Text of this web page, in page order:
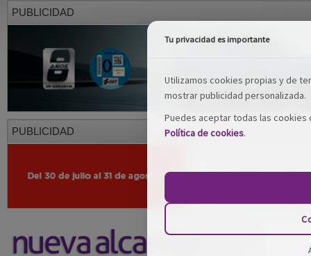
PUBLICIDAD
PUBLICIDAD
Tu privacidad es importante
Utilizamos cookies propias y de
mostrar publicidad personalizada.
Puedes aceptar todas las
Política de cookies.